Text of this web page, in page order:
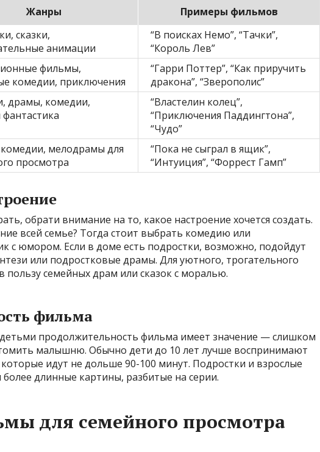
Жанры
Примеры фильмов
сказки,
анимации
“В поисках Немо”, “Тачки”,
“Король Лев”
фильмы,
комедии, приключения
“Гарри Поттер”, “Как приручить
дракона”, “Зверополис”
драмы, комедии,
фантастика
“Властелин колец”,
“Приключения Паддингтона”,
“Чудо”
мелодрамы для
просмотра
“Пока не сыграл в ящик”,
“Интуиция”, “Форрест Гамп”
обрати внимание на то, какое настроение хочется создать.
всей семье? Тогда стоит выбрать комедию или
с юмором. Если в доме есть подростки, возможно, подойдут
или подростковые драмы. Для уютного, трогательного
семейных драм или сказок с моралью.
фильма
продолжительность фильма имеет значение — слишком
малышню. Обычно дети до 10 лет лучше воспринимают
идут не дольше 90-100 минут. Подростки и взрослые
длинные картины, разбитые на серии.
для семейного просмотра